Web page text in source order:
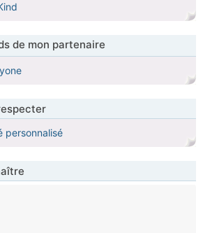
de mon partenaire
personnalisé